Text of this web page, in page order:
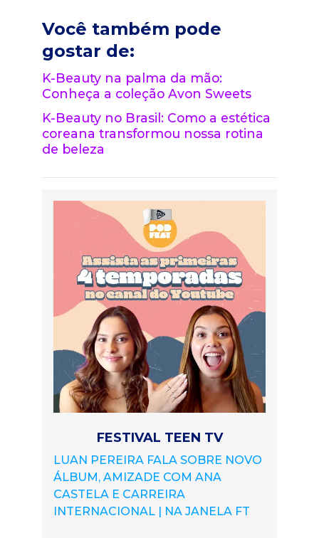
Você também pode
gostar de:
K-Beauty na palma da mão:
Conheça a coleção Avon Sweets
K-Beauty no Brasil: Como a estética
coreana transformou nossa rotina
de beleza
FESTIVAL TEEN TV
LUAN PEREIRA FALA SOBRE NOVO
ÁLBUM, AMIZADE COM ANA
CASTELA E CARREIRA
INTERNACIONAL | NA JANELA FT